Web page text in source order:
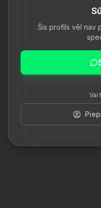
Šis profils vēl nav
Vai